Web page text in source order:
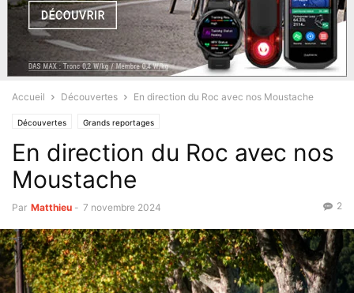
Accueil Découvertes En direction du Roc avec nos Moustache
Découvertes Grands reportages
En direction du Roc avec nos
Moustache
Par Matthieu - 7 novembre 2024 2